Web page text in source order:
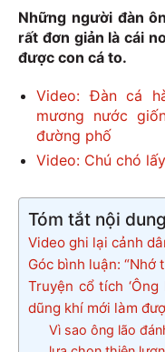
Những người đàn
rất đơn giản là cái
được con cá to.
Video: Đàn cá
mương nước
đường phố
Video: Chú chó
Tóm tắt nội dung
Video ghi lại cảnh
Góc bình luận: “Nhớ
Truyện cổ tích
dũng khí mới làm
Vì sao ông lão